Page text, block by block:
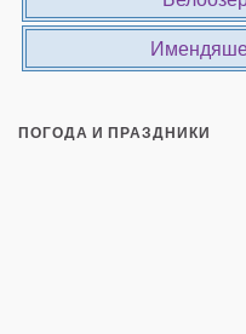
ПОГОДА И ПРАЗДНИКИ